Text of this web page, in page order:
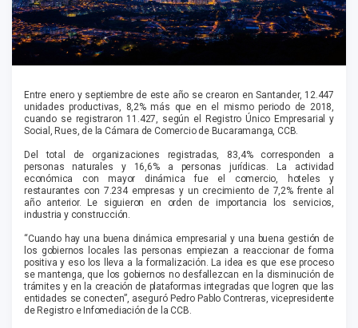
Entre enero y septiembre de este año se crearon en Santander, 12.447
unidades productivas, 8,2% más que en el mismo periodo de 2018,
cuando se registraron 11.427, según el Registro Único Empresarial y
Social, Rues, de la Cámara de Comercio de Bucaramanga, CCB.
Del total de organizaciones registradas, 83,4% corresponden a
personas naturales y 16,6% a personas jurídicas. La actividad
económica con mayor dinámica fue el comercio, hoteles y
restaurantes con 7.234 empresas y un crecimiento de 7,2% frente al
año anterior. Le siguieron en orden de importancia los servicios,
industria y construcción.
“Cuando hay una buena dinámica empresarial y una buena gestión de
los gobiernos locales las personas empiezan a reaccionar de forma
positiva y eso los lleva a la formalización. La idea es que ese proceso
se mantenga, que los gobiernos no desfallezcan en la disminución de
trámites y en la creación de plataformas integradas que logren que las
entidades se conecten”, aseguró Pedro Pablo Contreras, vicepresidente
de Registro e Infomediación de la CCB.